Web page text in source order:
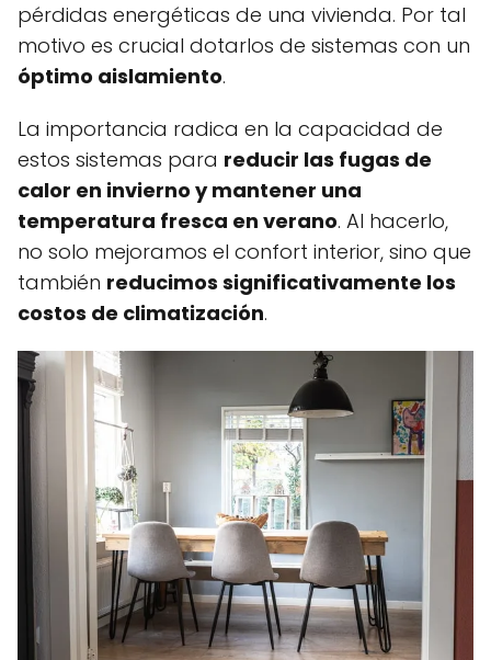
pérdidas energéticas de una vivienda. Por tal
motivo es crucial dotarlos de sistemas con un
óptimo aislamiento.
La importancia radica en la capacidad de
estos sistemas para reducir las fugas de
calor en invierno y mantener una
temperatura fresca en verano. Al hacerlo,
no solo mejoramos el confort interior, sino que
también reducimos significativamente los
costos de climatización.